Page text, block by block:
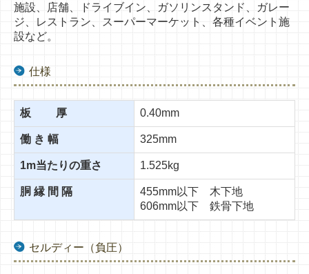
施設、店舗、
ドライブイン、ガソリンスタンド、ガレー
ジ、
レストラン、スーパーマーケット、 各種イベント施
設など。
仕様
板 厚 0.40mm
働 き 幅 325mm
1m当たりの重さ 1.525kg
胴 縁 間 隔
455mm以下 木下地
606mm以下 鉄骨下地
セルディー（負圧）